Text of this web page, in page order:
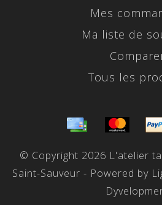
Mes
Ma liste de
Tous les
© Copyright 2026 L'atelier
Saint-Sauveur - Powered by